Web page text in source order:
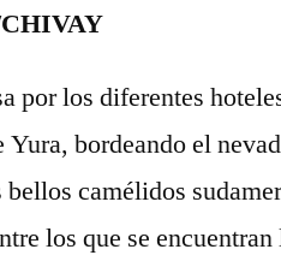
por los diferentes
bordeando el
camélidos
los que se